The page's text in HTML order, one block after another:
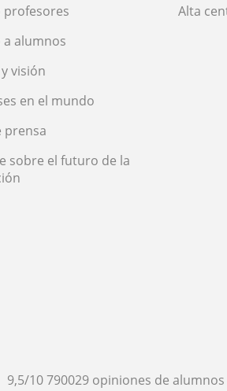
profesores
a alumnos
visión
en el mundo
prensa
sobre el futuro de la
Alta
9,5/10790029 opiniones de alumnos